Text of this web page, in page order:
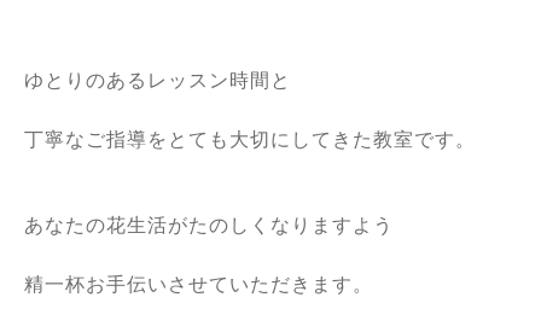
ゆとりのあるレッスン時間と
丁寧なご指導をとても大切にしてきた教室です。
あなたの花生活がたのしくなりますよう
精一杯お手伝いさせていただきます。